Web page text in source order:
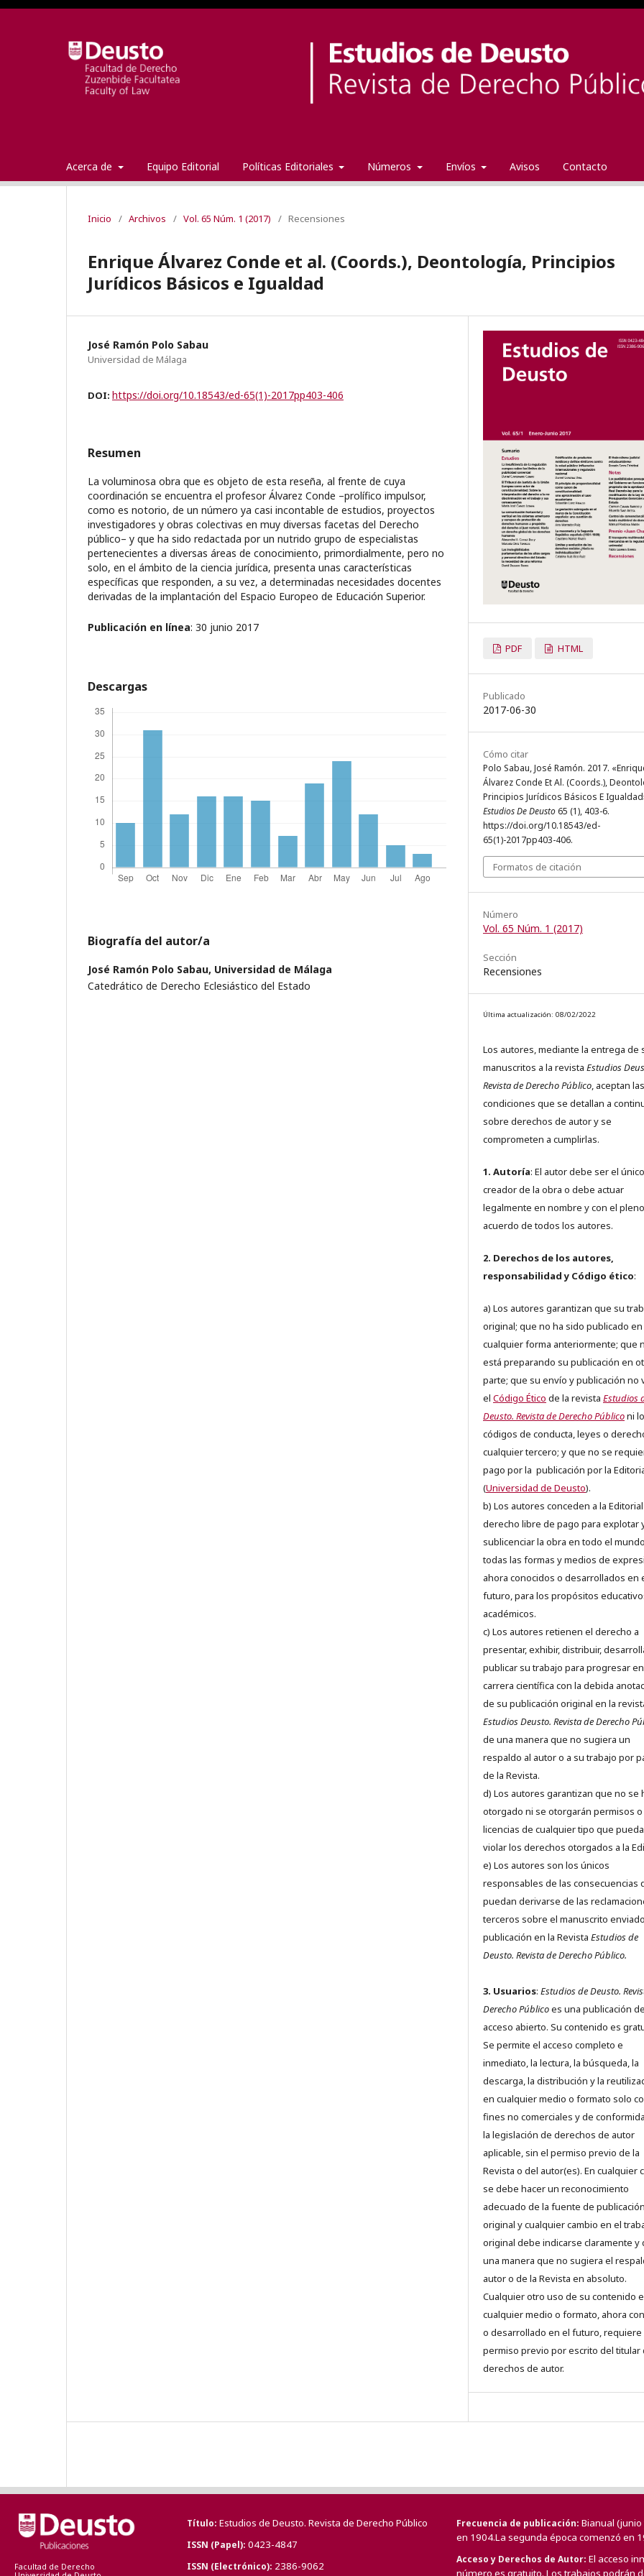
Acerca de Equipo Editorial Políticas Editoriales Números Envíos Avisos Contacto
Inicio / Archivos / Vol. 65 Núm. 1 (2017) / Recensiones
Enrique Álvarez Conde et al. (Coords.), Deontología, Principios
Jurídicos Básicos e Igualdad
José Ramón Polo Sabau
Universidad de Málaga
DOI: https://doi.org/10.18543/ed-65(1)-2017pp403-406
Resumen
La voluminosa obra que es objeto de esta reseña, al frente de cuya
coordinación se encuentra el profesor Álvarez Conde –prolífico impulsor,
como es notorio, de un número ya casi incontable de estudios, proyectos
investigadores y obras colectivas en muy diversas facetas del Derecho
público– y que ha sido redactada por un nutrido grupo de especialistas
pertenecientes a diversas áreas de conocimiento, primordialmente, pero no
solo, en el ámbito de la ciencia jurídica, presenta unas características
específicas que responden, a su vez, a determinadas necesidades docentes
derivadas de la implantación del Espacio Europeo de Educación Superior.
Publicación en línea: 30 junio 2017
Descargas
Biografía del autor/a
José Ramón Polo Sabau, Universidad de Málaga
Catedrático de Derecho Eclesiástico del Estado
PDF HTML
Publicado
2017-06-30
Cómo citar
Polo Sabau, José Ramón. 2017.
Álvarez Conde Et Al. (Coords.),
Principios Jurídicos Básicos E
Estudios De Deusto 65 (1), 403-6.
https://doi.org/10.18543/ed-
65(1)-2017pp403-406.
Formatos de citación
Número
Vol. 65 Núm. 1 (2017)
Sección
Recensiones
Última actualización: 08/02/2022
Los autores, mediante la entrega de
manuscritos a la revista Estudios
Revista de Derecho Público, aceptan las
condiciones que se detallan a
sobre derechos de autor y se
comprometen a cumplirlas.
1. Autoría: El autor debe ser el único
creador de la obra o debe actuar
legalmente en nombre y con el pleno
acuerdo de todos los autores.
2. Derechos de los autores,
responsabilidad y Código ético:
a) Los autores garantizan que su
original; que no ha sido publicado en
cualquier forma anteriormente; que
está preparando su publicación en
parte; que su envío y publicación no
el Código Ético de la revista Estudios
Deusto. Revista de Derecho Públiconi
códigos de conducta, leyes o
cualquier tercero; y que no se
pago por la publicación por la
(Universidad de Deusto).
b) Los autores conceden a la
derecho libre de pago para explotar
sublicenciar la obra en todo el
todas las formas y medios de
ahora conocidos o desarrollados en
futuro, para los propósitos
académicos.
c) Los autores retienen el derecho a
presentar, exhibir, distribuir,
publicar su trabajo para progresar
carrera científica con la debida
de su publicación original en la
Estudios Deusto. Revista de Derecho
de una manera que no sugiera un
respaldo al autor o a su trabajo por
de la Revista.
d) Los autores garantizan que no se
otorgado ni se otorgarán permisos o
licencias de cualquier tipo que
violar los derechos otorgados a la
e) Los autores son los únicos
responsables de las consecuencias
puedan derivarse de las
terceros sobre el manuscrito
publicación en la Revista Estudios de
Deusto. Revista de Derecho Público.
3. Usuarios: Estudios de Deusto.
Derecho Públicoes una publicación de
acceso abierto. Su contenido es
Se permite el acceso completo e
inmediato, la lectura, la búsqueda, la
descarga, la distribución y la
en cualquier medio o formato solo
fines no comerciales y de
la legislación de derechos de autor
aplicable, sin el permiso previo de la
Revista o del autor(es). En cualquier
se debe hacer un reconocimiento
adecuado de la fuente de publicación
original y cualquier cambio en el
original debe indicarse claramente y
una manera que no sugiera el
autor o de la Revista en absoluto.
Cualquier otro uso de su contenido
cualquier medio o formato, ahora
o desarrollado en el futuro, requiere
permiso previo por escrito del titular
derechos de autor.
Facultad de Derecho
Título Estudios de Deusto. Revista de Derecho Público
ISSN (Papel) 0423-4847
ISSN (Electrónico) 2386-9062
Frecuencia de publicación Bianual
en 1904.La segunda época comenzó en
Acceso y Derechos de Autor El acceso
número es gratuito. Los trabajos podrán